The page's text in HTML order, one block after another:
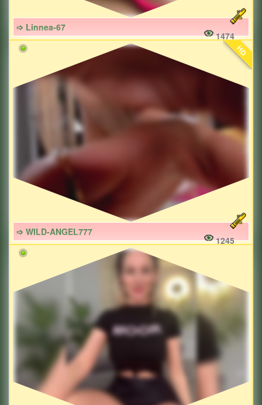
➩ Linnea-67
1474
HD
➩ WILD-ANGEL777
1245